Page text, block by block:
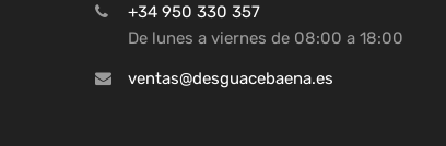
+34 950 330 357
De lunes a viernes de 08:00 a 18:00
ventas@desguacebaena.es